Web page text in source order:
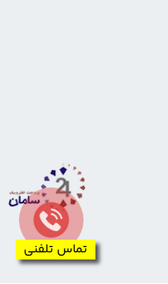
تماس تلفنی